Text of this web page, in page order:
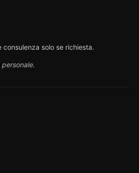
solo se richiesta.